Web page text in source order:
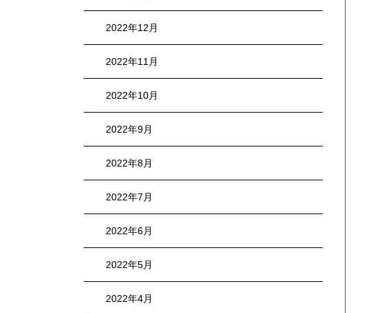
2022年12月
2022年11月
2022年10月
2022年9月
2022年8月
2022年7月
2022年6月
2022年5月
2022年4月